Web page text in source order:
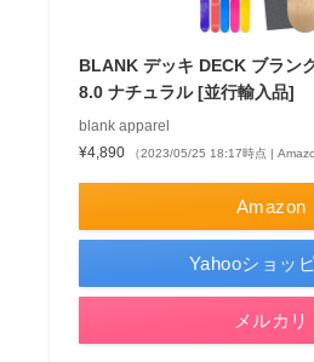
BLANK デッキ DECK ブラン
8.0 ナチュラル [並行輸入品]
blank apparel
¥4,890
（2023/05/25 18:17時点 |
Amazon
Yahooショッ
メルカリ